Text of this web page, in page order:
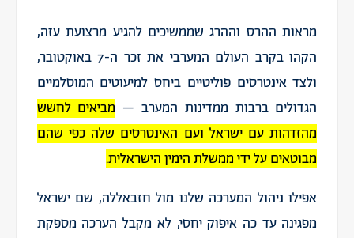
מראות ההרס וההרג שממשיכים להגיע מרצועת עזה,
הקהו בקרב העולם המערבי את זכר ה-7 באוקטובר,
ולצד אינטרסים פוליטיים ביחס למיעוטים המוסלמיים
הגדולים ברבות ממדינות המערב – מביאים לחשש
מהזדהות עם ישראל ועם האינטרסים שלה כפי שהם
מבוטאים על ידי ממשלת הימין הישראלית.
אפילו ניהול המערכה שלנו מול חזבאללה, שם ישראל
מפגינה עד כה איפוק יחסי, לא מקבל הערכה מספקת